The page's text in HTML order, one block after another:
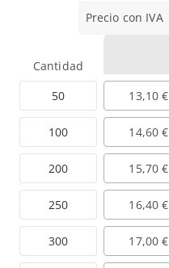
Precio con IVA
Cantidad
50
100
200
250
300
13,10 €
14,60 €
15,70 €
16,40 €
17,00 €